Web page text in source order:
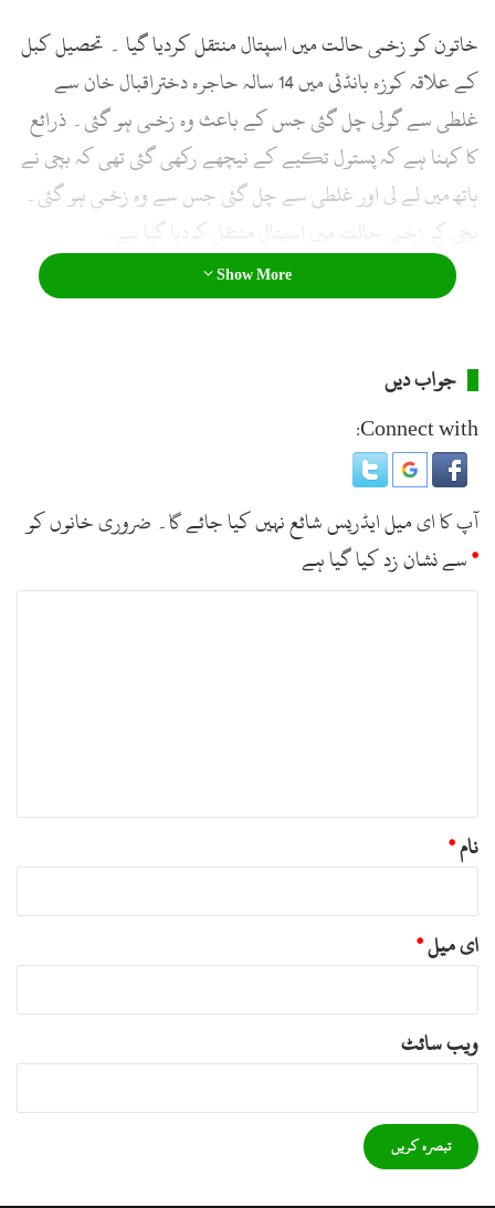
خاتون کو زخمی حالت میں اسپتال منتقل کردیا گیا ۔ تحصیل کبل
کے علاقہ کوزہ بانڈئی میں 14 سالہ حاجرہ دختراقبال خان سے
غلطی سے گولی چل گئی جس کے باعث وہ زخمی ہو گئی۔ ذرائع
کا کہنا ہے کہ پستول تکیے کے نیچھے رکھی گئی تھی کہ بچی نے
ہاتھ میں لے لی اور غلطی سے چل گئی جس سے وہ زخمی ہو گئی۔
بچی کو زخمی حالت میں اسپتال منتقل کردیا گیا ہے۔
Show More
جواب دیں
Connect with:
آپ کا ای میل ایڈریس شائع نہیں کیا جائے گا۔ ضروری خانوں کو
*سے نشان زد کیا گیا ہے
نام*
ای میل*
ویب‌ سائٹ